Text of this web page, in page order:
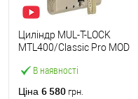
В наявності
Циліндр MUL-T-LOCK
MTL400/Classic Pro MOD
нікель сатин
Ціна 6 580 грн.